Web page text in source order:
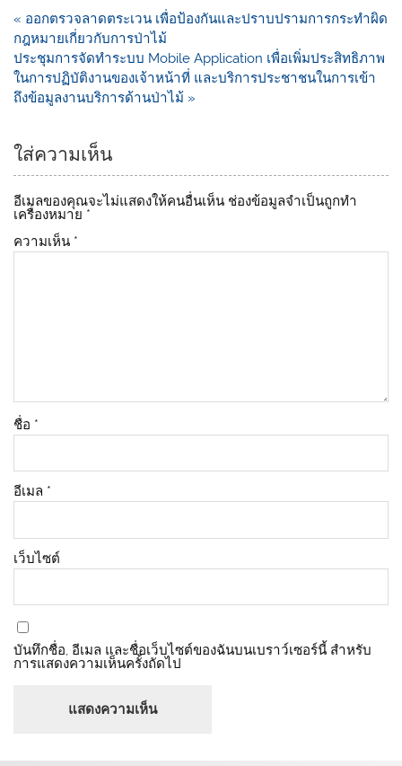
e
b
o
o
y
Li
n
k
« ออกตรวจลาดตระเวน เพื่อป้องกันและปราบปรามการกระทำผิด
กฎหมายเกี่ยวกับการป่าไม้
ประชุมการจัดทำระบบ Mobile Application เพื่อเพิ่มประสิทธิภาพ
ในการปฏิบัติงานของเจ้าหน้าที่ และบริการประชาชนในการเข้า
ถึงข้อมูลงานบริการด้านป่าไม้ »
ใส่ความเห็น
อีเมลของคุณจะไม่แสดงให้คนอื่นเห็น ช่องข้อมูลจำเป็นถูกทำ
เครื่องหมาย *
ความเห็น *
ชื่อ *
อีเมล *
เว็บไซต์
บันทึกชื่อ, อีเมล และชื่อเว็บไซต์ของฉันบนเบราว์เซอร์นี้ สำหรับ
การแสดงความเห็นครั้งถัดไป